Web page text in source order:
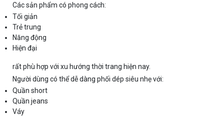
Các sản phẩm có phong cách:
Tối giản
Trẻ trung
Năng động
Hiện đại
rất phù hợp với xu hướng thời trang hiện nay.
Người dùng có thể dễ dàng phối dép siêu nhẹ với:
Quần short
Quần jeans
Váy